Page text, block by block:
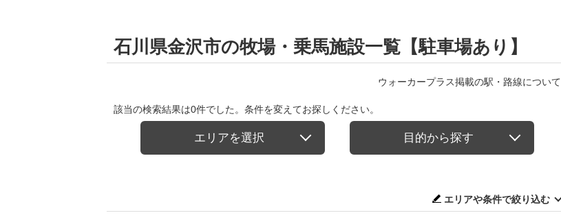
石川県金沢市の牧場・乗馬施設一覧【駐車場あり】
ウォーカープラス掲載の駅・路線について
該当の検索結果は0件でした。条件を変えてお探しください。
エリアを選択 目的から探す
エリアや条件で絞り込む